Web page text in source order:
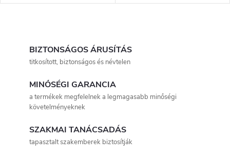
BIZTONSÁGOS ÁRUSÍTÁS
titkosított, biztonságos és névtelen
MINŐSÉGI GARANCIA
a termékek megfelelnek a legmagasabb minőségi
követelményeknek
SZAKMAI TANÁCSADÁS
tapasztalt szakemberek biztosítják